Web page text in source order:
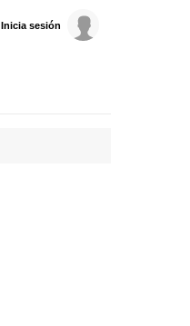
Inicia sesión